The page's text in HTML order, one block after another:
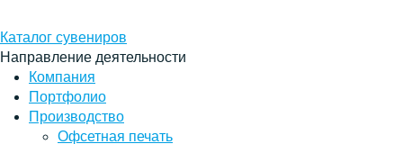
Каталог сувениров
Направление деятельности
Компания
Портфолио
Производство
Офсетная печать